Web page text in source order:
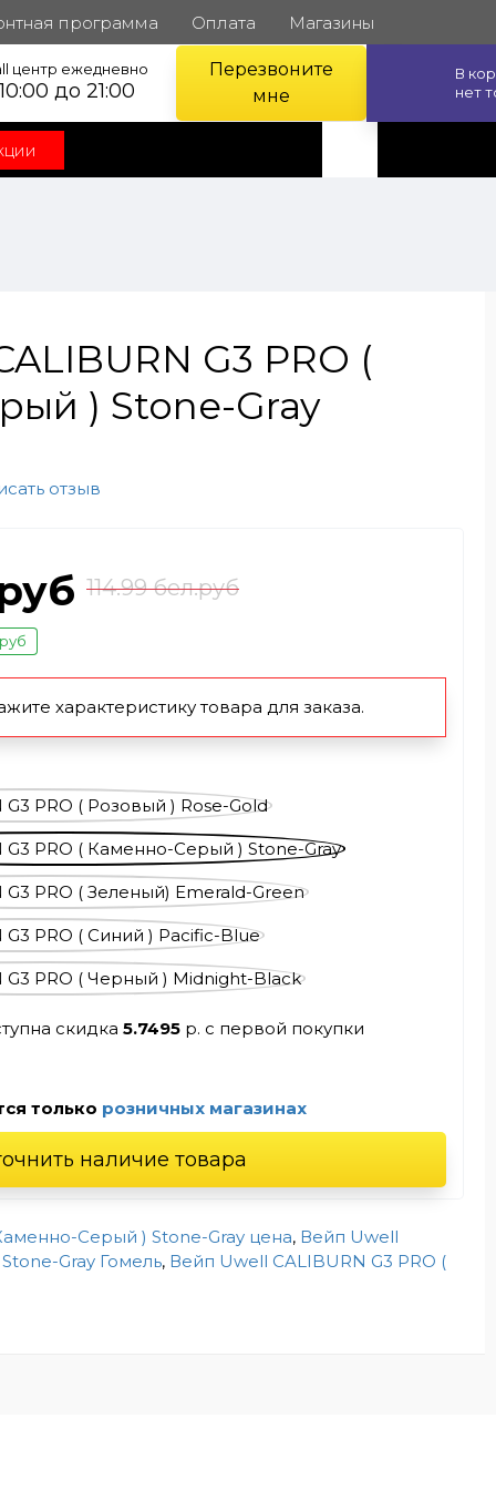
программа Оплата Магазины
центр ежедневно
до 21:00
Перезвоните
мне
В
нет
G3 PRO (
) Stone-Gray
отзыв
114.99 бел.руб
характеристику товара для заказа.
скидка 5.7495 р. с первой покупки
только розничных магазинах
наличие товара
Серый ) Stone-Gray цена, Вейп Uwell
Gray Гомель, Вейп Uwell CALIBURN G3 PRO (